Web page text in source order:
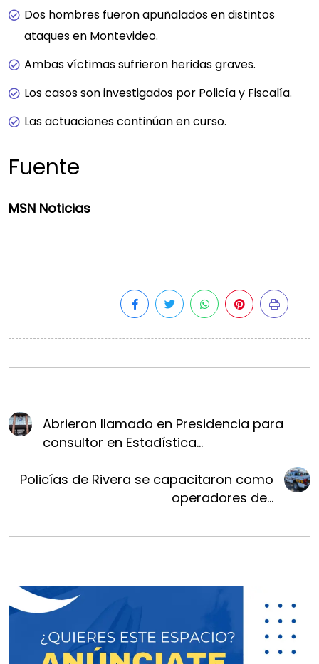
Dos hombres fueron apuñalados en distintos
ataques en Montevideo.
Ambas víctimas sufrieron heridas graves.
Los casos son investigados por Policía y Fiscalía.
Las actuaciones continúan en curso.
Fuente
MSN Noticias
Abrieron llamado en Presidencia para
consultor en Estadística...
Policías de Rivera se capacitaron como
operadores de...